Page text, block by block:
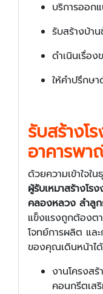
บริการออก
รับสร้างบ้า
ดำเนินเรื่อ
ให้คำปรึกษ
รับสร้างโ
อาคารพ
ด้วยความเข้าใจใ
ผู้รับเหมาสร้างโร
คลองหลวง ลำลู
แข็งแรงถูกต้องต
โจทย์การผลิต แล
ของคุณเดินหน้าไ
งานโครงส
คอนกรีตเส